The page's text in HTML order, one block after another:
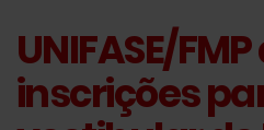
UNIFASE/
inscrições